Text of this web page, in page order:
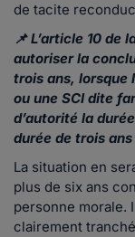
de tacite
📌 L’article 10
autoriser la
trois ans, lorsque
ou une SCI dite
d’autorité la
durée de trois ans
La situation en
plus de six ans
personne morale.
clairement